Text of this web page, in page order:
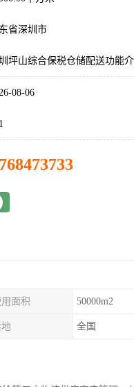
省深圳市
坪山综合保税仓储配送功能
08-06
面积 50000m2
地 全国